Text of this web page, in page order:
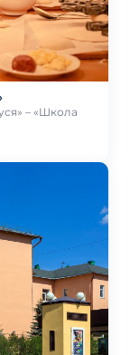
– «Школа